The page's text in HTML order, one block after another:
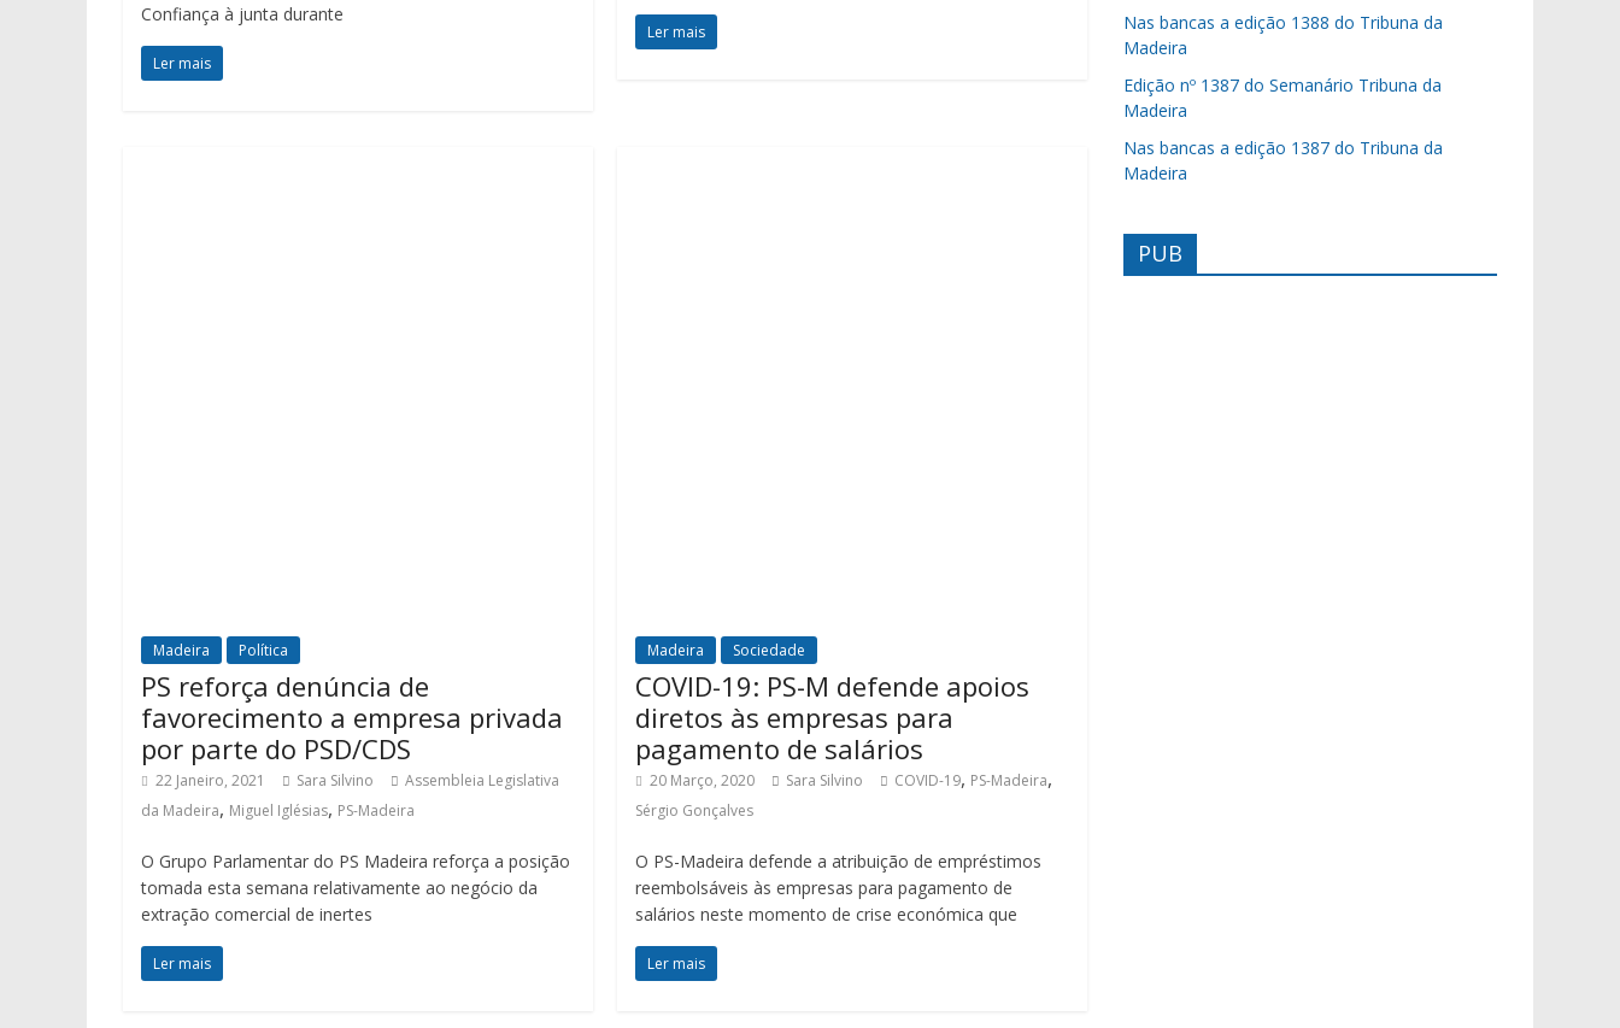
Confiança à junta durante
Ler mais
Ler mais
Madeira Política
PS reforça denúncia de
favorecimento a empresa privada
por parte do PSD/CDS
22 Janeiro, 2021 Sara Silvino
Assembleia Legislativa
da Madeira, Miguel Iglésias, PS-Madeira
O Grupo Parlamentar do PS Madeira reforça a posição
tomada esta semana relativamente ao negócio da
extração comercial de inertes
Ler mais
Madeira Sociedade
COVID-19: PS-M defende apoios
diretos às empresas para
pagamento de salários
20 Março, 2020 Sara Silvino COVID-19, PS-Madeira,
Sérgio Gonçalves
O PS-Madeira defende a atribuição de empréstimos
reembolsáveis às empresas para pagamento de
salários neste momento de crise económica que
Ler mais
Nas bancas a edição 1388 do Tribuna da
Madeira
Edição nº 1387 do Semanário Tribuna da
Madeira
Nas bancas a edição 1387 do Tribuna da
Madeira
PUB